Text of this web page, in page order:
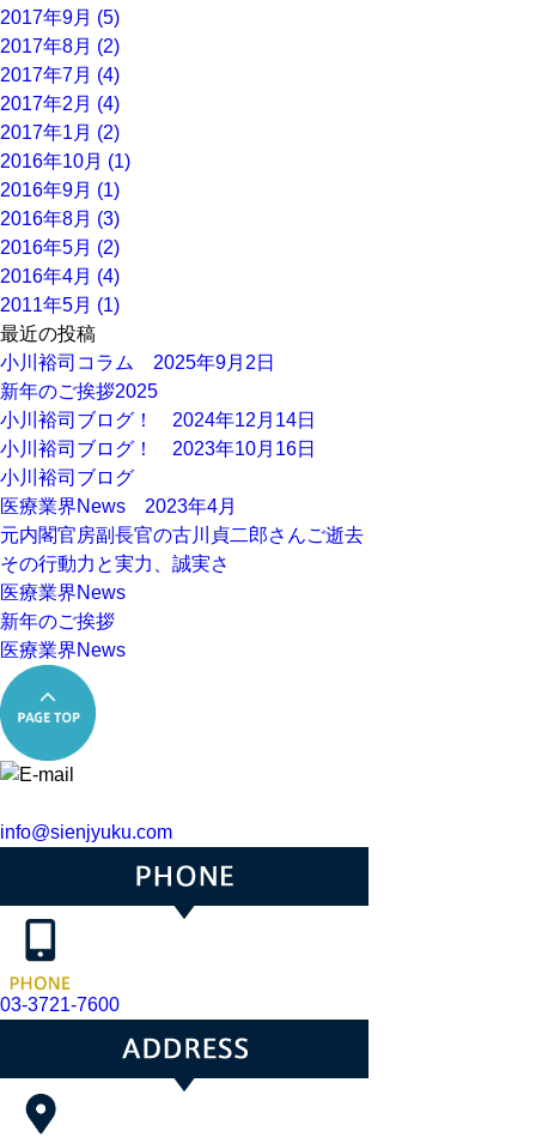
2017年9月 (5)
2017年8月 (2)
2017年7月 (4)
2017年2月 (4)
2017年1月 (2)
2016年10月 (1)
2016年9月 (1)
2016年8月 (3)
2016年5月 (2)
2016年4月 (4)
2011年5月 (1)
最近の投稿
小川裕司コラム 2025年9月2日
新年のご挨拶2025
小川裕司ブログ！ 2024年12月14日
小川裕司ブログ！ 2023年10月16日
小川裕司ブログ
医療業界News 2023年4月
元内閣官房副長官の古川貞二郎さんご逝去
その行動力と実力、誠実さ
医療業界News
新年のご挨拶
医療業界News
info@sienjyuku.com
03-3721-7600